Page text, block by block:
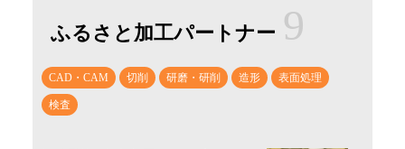
ふるさと加工パートナー 9
CAD・CAM 切削 研磨・研削 造形 表面処理
検査